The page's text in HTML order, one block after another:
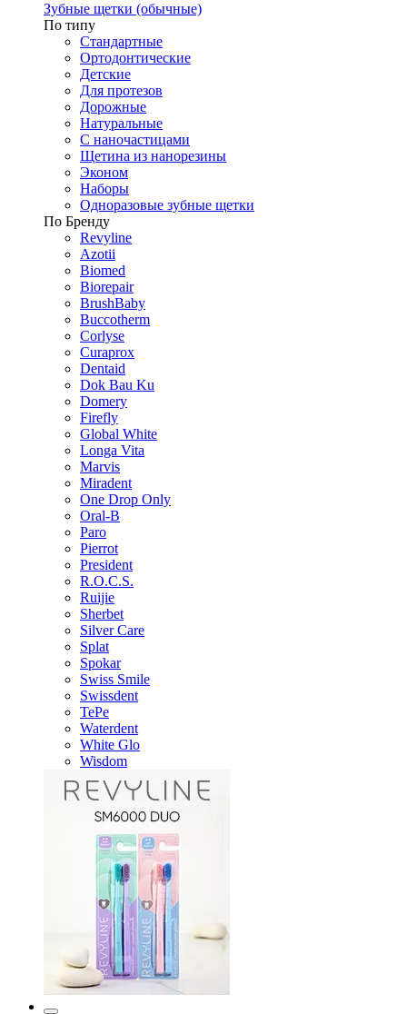
Зубные щетки (обычные)
По типу
Стандартные
Ортодонтические
Детские
Для протезов
Дорожные
Натуральные
С наночастицами
Щетина из нанорезины
Эконом
Наборы
Одноразовые зубные щетки
По Бренду
Revyline
Azotii
Biomed
Biorepair
BrushBaby
Buccotherm
Corlyse
Curaprox
Dentaid
Dok Bau Ku
Domery
Firefly
Global White
Longa Vita
Marvis
Miradent
One Drop Only
Oral-B
Paro
Pierrot
President
R.O.C.S.
Ruijie
Sherbet
Silver Care
Splat
Spokar
Swiss Smile
Swissdent
TePe
Waterdent
White Glo
Wisdom